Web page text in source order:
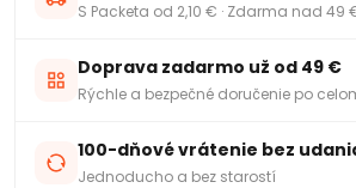
S Packeta od 2,10 € · Zdarma nad 49
Doprava zadarmo už od 49 €
Rýchle a bezpečné doručenie po
100-dňové vrátenie bez
Jednoducho a bez starostí